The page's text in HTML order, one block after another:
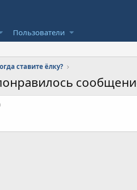
Пользователи
ставите ёлку?